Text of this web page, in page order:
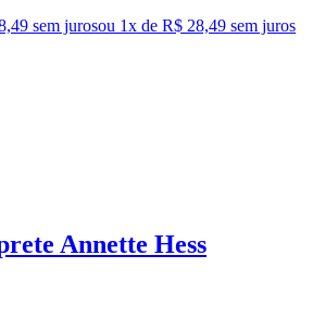
sem jurosou 1x de R$ 28,49 sem juros
Annette Hess